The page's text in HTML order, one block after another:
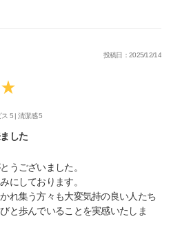
投稿日：2025/12/14
ス 5 |清潔感 5
した
うございました。
にしております。
れ集う方々も大変気持の良い人たち
と歩んでいることを実感いたしま